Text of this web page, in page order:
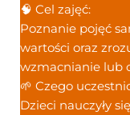
🧠 Cel zajęć:
Poznanie pojęć
wartości oraz
wzmacnianie lub
🌱 Czego
Dzieci nauczyły